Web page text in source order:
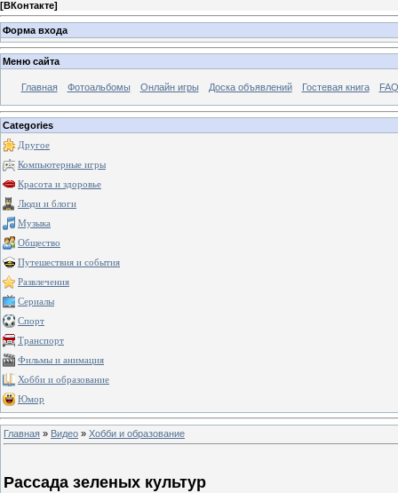
[ВКонтакте]
Форма входа
Меню сайта
Главная Фотоальбомы Онлайн игры Доска объявлений Гостевая книга
Categories
Другое
Компьютерные игры
Красота и здоровье
Люди и блоги
Музыка
Общество
Путешествия и события
Развлечения
Сериалы
Спорт
Транспорт
Фильмы и анимация
Хобби и образование
Юмор
Главная » Видео » Хобби и образование
Рассада зеленых культур